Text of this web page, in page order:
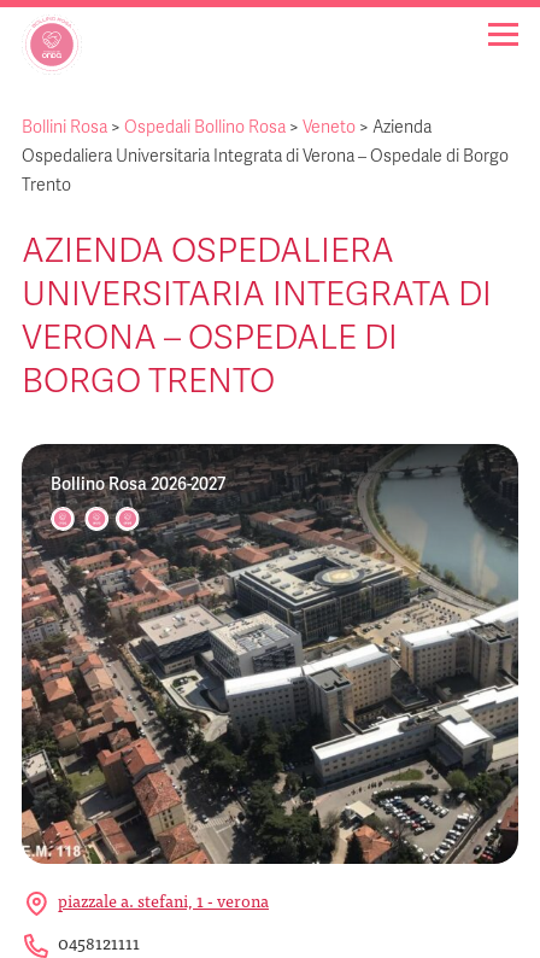
OSPEDALI BOLLINO ROSA
NOTIZIE
FAQ
CHI SIAMO
Bollini Rosa > Ospedali Bollino Rosa > Veneto > Azienda
Ospedaliera Universitaria Integrata di Verona – Ospedale di Borgo
Trento
AZIENDA OSPEDALIERA
UNIVERSITARIA INTEGRATA DI
VERONA – OSPEDALE DI
BORGO TRENTO
Bollino Rosa 2026-2027
piazzale a. stefani, 1 - verona
0458121111